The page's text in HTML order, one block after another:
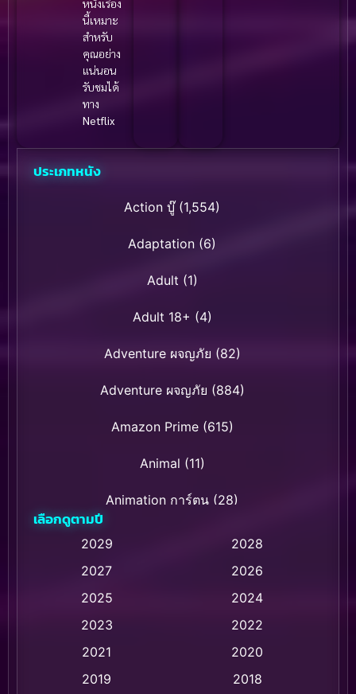
นี้เหมาะ
สำหรับ
คุณอย่าง
แน่นอน
รับชมได้
ทาง
Netflix
ประเภทหนัง
Action บู๊(1,554)
Adaptation (6)
Adult (1)
Adult 18+ (4)
Adventure ผจญภัย (82)
Adventure ผจญภัย (884)
Amazon Prime(615)
Animal (11)
Animation การ์ตูน (28)
Animation การ์ตูน (237)
Animation การ์ตูน (32)
Animation แอนิเมชัน (1)
Animation แอนิเมชั่น (1)
เลือกดูตามปี
2029
2028
2027
2026
2025
2024
2023
2022
2021
2020
2019
2018